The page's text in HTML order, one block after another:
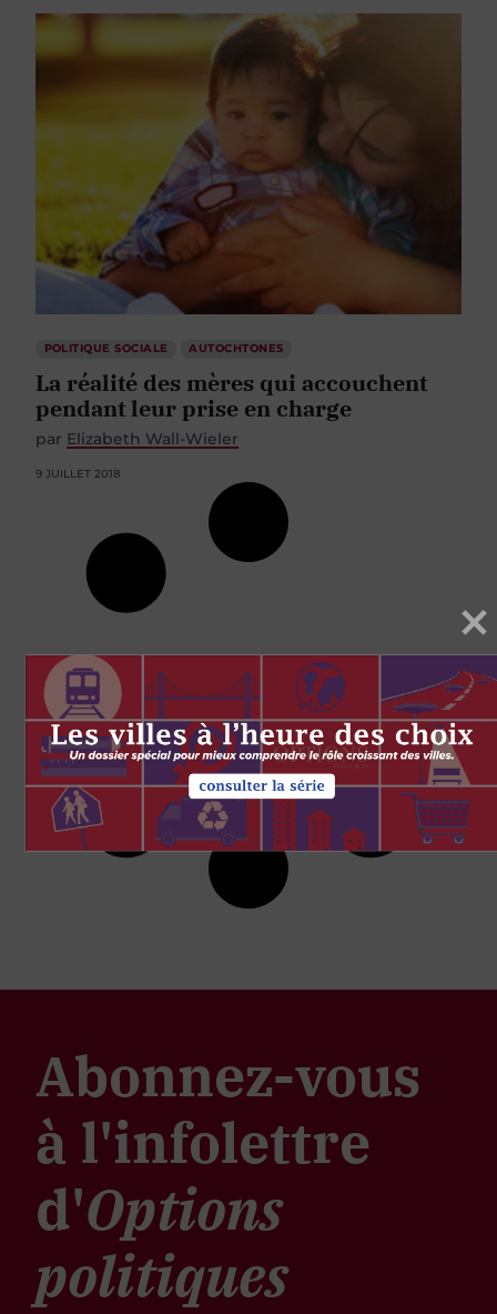
POLITIQUE SOCIALE AUTOCHTONES
La réalité des mères qui accouchent
pendant leur prise en charge
par Elizabeth Wall-Wieler
9 JUILLET 2018
Abonnez-vous
à l'infolettre
d'Options
politiques